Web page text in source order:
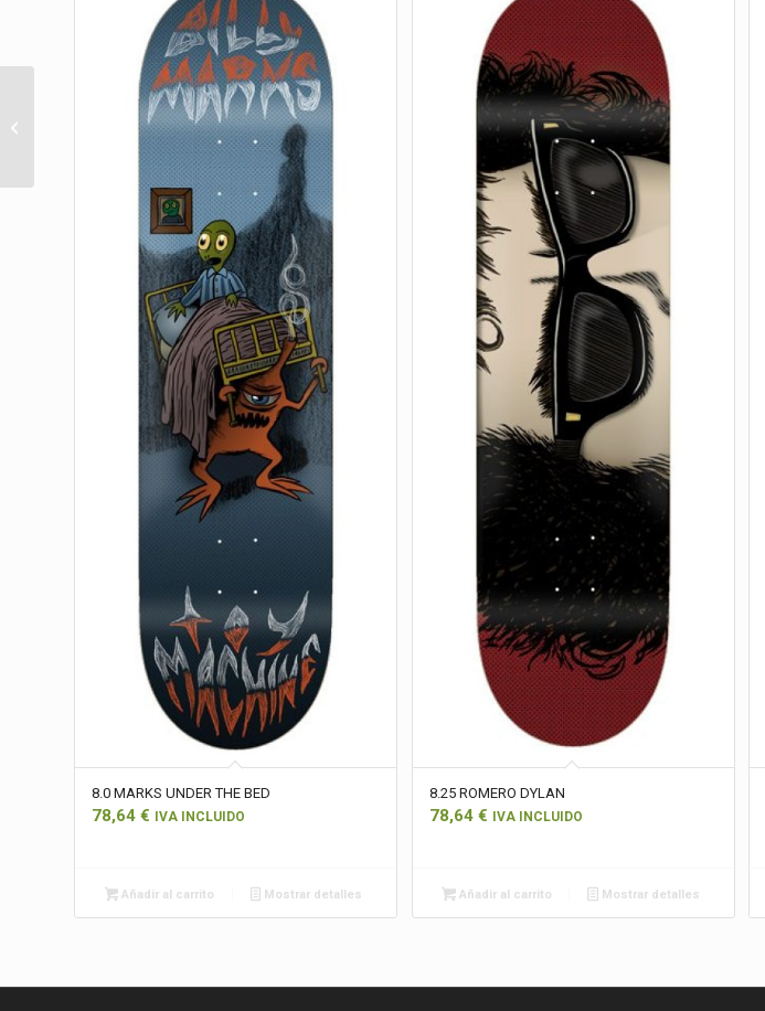
8.0 MARKS UNDER THE BED
78,64 € IVA INCLUIDO
Añadir al carrito Mostrar detalles
8.25 ROMERO DYLAN
78,64 € IVA INCLUIDO
Añadir al carrito Mostrar detalles
Shake Junt Elissa
Steamer Signature Grip
Tape 9in x 33in (1 Sheet)